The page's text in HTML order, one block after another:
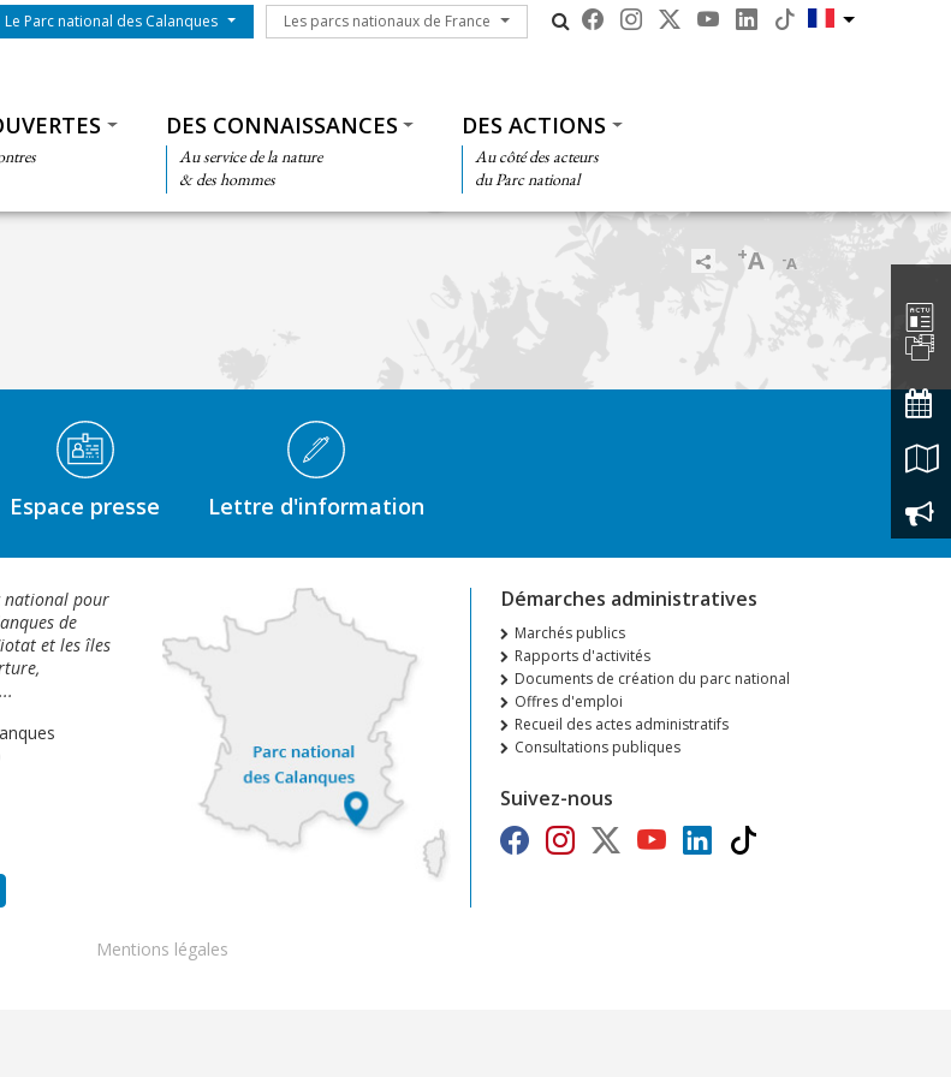
du parc
Le Parc national des Calanques Les parcs nationaux de France
Les parcs nationaux de France
DES CONNAISSANCES
Au service de la nature
& des hommes
DES ACTIONS
Au côté des acteurs
du Parc national
-A
+A
Espace presse Lettre d'information
national pour
de
et les îles
Démarches administratives
Marchés publics
Rapports d'activités
Documents de création du parc national
Offres d'emploi
Recueil des actes administratifs
Consultations publiques
Suivez-nous
Footer
Mentions légales